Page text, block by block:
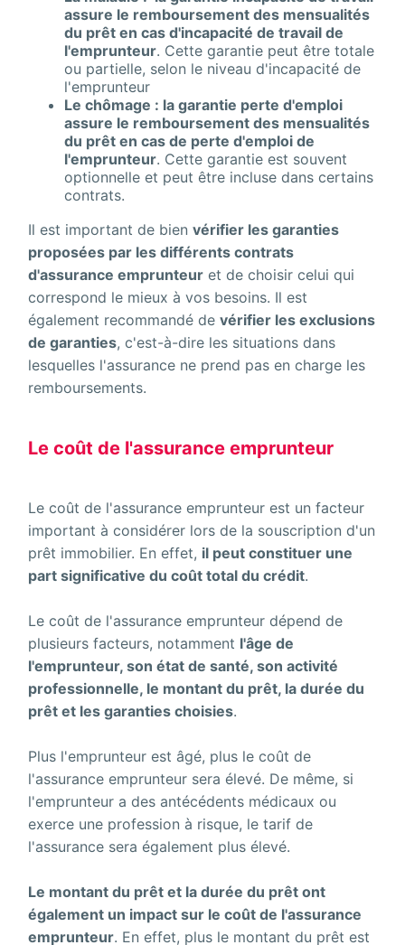
assure le remboursement des mensualités
du prêt en cas d'incapacité de travail de
l'emprunteur. Cette garantie peut être totale
ou partielle, selon le niveau d'incapacité de
l'emprunteur
Le chômage : la garantie perte d'emploi
assure le remboursement des mensualités
du prêt en cas de perte d'emploi de
l'emprunteur. Cette garantie est souvent
optionnelle et peut être incluse dans certains
contrats.
Il est important de bienvérifier les garanties
proposées par les différents contrats
d'assurance emprunteur et de choisir celui qui
correspond le mieux à vos besoins. Il est
également recommandé devérifier les exclusions
de garanties, c'est-à-dire les situations dans
lesquelles l'assurance ne prend pas en charge les
remboursements.
Le coût de l'assurance emprunteur
Le coût de l'assurance emprunteur est un facteur
important à considérer lors de la souscription d'un
prêt immobilier. En effet, il peut constituer une
part significative du coût total du crédit.
Le coût de l'assurance emprunteur dépend de
plusieurs facteurs, notamment l'âge de
l'emprunteur, son état de santé, son activité
professionnelle, le montant du prêt, la durée du
prêt et les garanties choisies.
Plus l'emprunteur est âgé, plus le coût de
l'assurance emprunteur sera élevé. De même, si
l'emprunteur a des antécédents médicaux ou
exerce une profession à risque, le tarif de
l'assurance sera également plus élevé.
Le montant du prêt et la durée du prêt ont
également un impact sur le coût de l'assurance
emprunteur. En effet, plus le montant du prêt est